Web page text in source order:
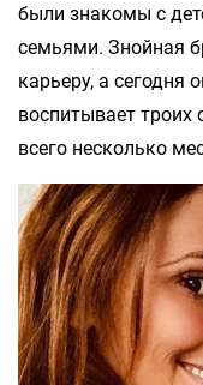
были знакомы с
семьями. Знойная
карьеру, а сегодня
воспитывает
всего несколько